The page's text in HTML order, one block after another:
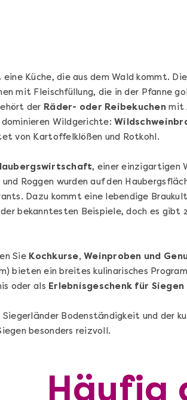
perfekten
Sushi Selber
Sushi Starter Set:
99,00 €
eine Küche, die aus dem Wald kommt.
mit Fleischfüllung, die in der Pfanne
der Räder- oder Reibekuchen mit
Wildgerichte:
von Kartoffelklößen und Rotkohl.
, einer einzigartigen
Roggen wurden auf den
Dazu kommt eine lebendige
bekanntesten Beispiele, doch es gibt
Sie Kochkurse, Weinproben und
bieten ein breites kulinarisches
oder als Erlebnisgeschenk für Siegen
Siegerländer Bodenständigkeit und der
besonders reizvoll.
Häufig